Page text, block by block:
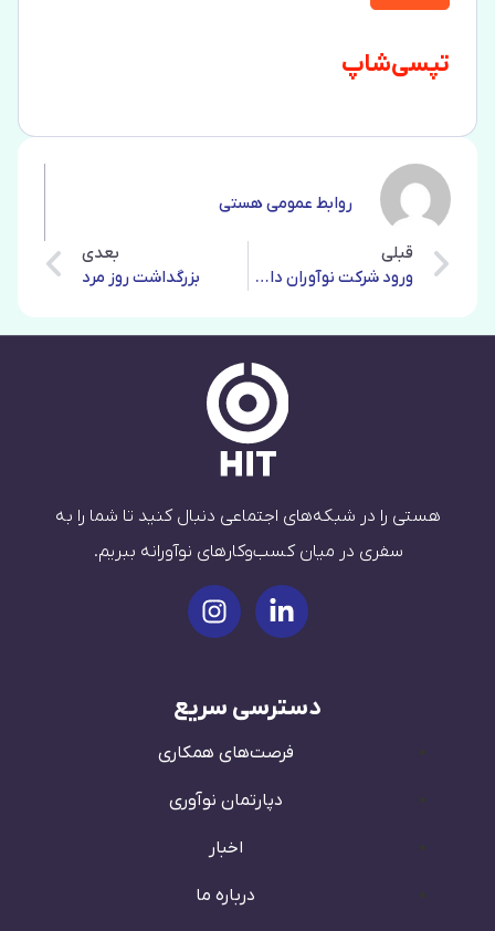
تپسی‌شاپ
روابط عمومی هستی
قبلی
ورود شرکت نوآوران داد و ستد هستی به «کارخانه نوآوری تهران»
بعدی
بزرگداشت روز مرد
هستی را در شبکه‌های اجتماعی دنبال کنید تا شما را به
سفری در میان کسب‌وکارهای نوآورانه ببریم.
دسترسی سریع
فرصت‌های همکاری
دپارتمان نوآوری
اخبار
درباره ما